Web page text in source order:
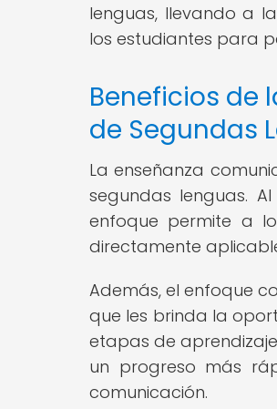
lenguas, llevando a
los estudiantes para
Beneficios de
de Segundas
La enseñanza
segundas lenguas.
enfoque permite a
directamente
Además, el enfoque
que les brinda la
etapas de
un progreso más
comunicación.